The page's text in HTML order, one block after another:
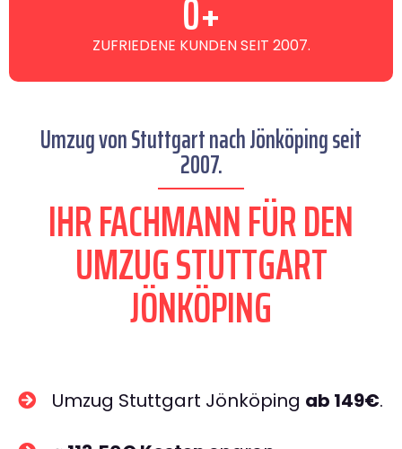
ZUFRIEDENE KUNDEN SEIT 2007.
Umzug von Stuttgart nach Jönköping seit
2007.
IHR FACHMANN FÜR DEN
UMZUG STUTTGART
JÖNKÖPING
Umzug Stuttgart Jönköping ab 149€.